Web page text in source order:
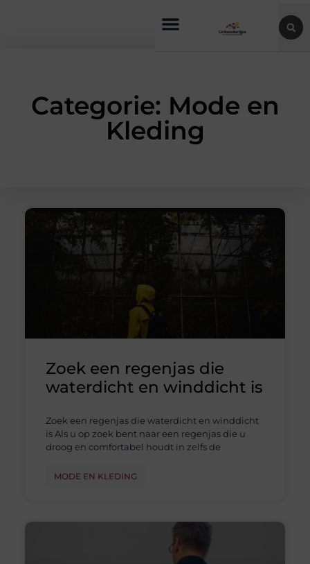
Categorie: Mode en
Kleding
Zoek een regenjas die
waterdicht en winddicht is
Zoek een regenjas die waterdicht en winddicht
is Als u op zoek bent naar een regenjas die u
droog en comfortabel houdt in zelfs de
MODE EN KLEDING